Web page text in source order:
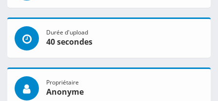
Durée d'upload
40 secondes
Propriétaire
Anonyme